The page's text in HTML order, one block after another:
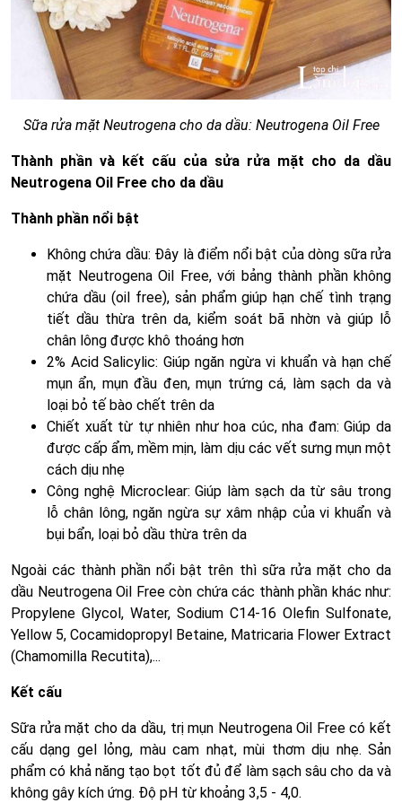
Sữa rửa mặt Neutrogena cho da dầu: Neutrogena Oil Free
Thành phần và kết cấu của sửa rửa mặt cho da dầu
Neutrogena Oil Free cho da dầu
Thành phần nổi bật
Không chứa dầu: Đây là điểm nổi bật của dòng sữa rửa
mặt Neutrogena Oil Free, với bảng thành phần không
chứa dầu (oil free), sản phẩm giúp hạn chế tình trạng
tiết dầu thừa trên da, kiểm soát bã nhờn và giúp lỗ
chân lông được khô thoáng hơn
2% Acid Salicylic: Giúp ngăn ngừa vi khuẩn và hạn chế
mụn ẩn, mụn đầu đen, mụn trứng cá, làm sạch da và
loại bỏ tế bào chết trên da
Chiết xuất từ tự nhiên như hoa cúc, nha đam: Giúp da
được cấp ẩm, mềm mịn, làm dịu các vết sưng mụn một
cách dịu nhẹ
Công nghệ Microclear: Giúp làm sạch da từ sâu trong
lỗ chân lông, ngăn ngừa sự xâm nhập của vi khuẩn và
bụi bẩn, loại bỏ dầu thừa trên da
Ngoài các thành phần nổi bật trên thì sữa rửa mặt cho da
dầu Neutrogena Oil Free còn chứa các thành phần khác như:
Propylene Glycol, Water, Sodium C14-16 Olefin Sulfonate,
Yellow 5, Cocamidopropyl Betaine, Matricaria Flower Extract
(Chamomilla Recutita),...
Kết cấu
Sữa rửa mặt cho da dầu, trị mụn Neutrogena Oil Free có kết
cấu dạng gel lỏng, màu cam nhạt, mùi thơm dịu nhẹ. Sản
phẩm có khả năng tạo bọt tốt đủ để làm sạch sâu cho da và
không gây kích ứng. Độ pH từ khoảng 3,5 - 4,0.